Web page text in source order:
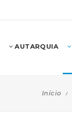
AUTARQUIA
Início